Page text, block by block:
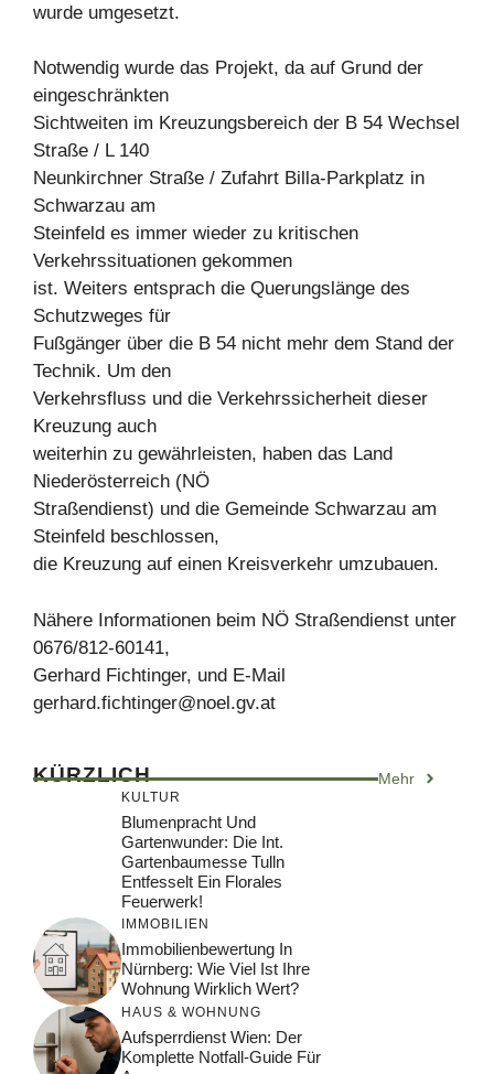
wurde umgesetzt.
Notwendig wurde das Projekt, da auf Grund der
eingeschränkten
Sichtweiten im Kreuzungsbereich der B 54 Wechsel
Straße / L 140
Neunkirchner Straße / Zufahrt Billa-Parkplatz in
Schwarzau am
Steinfeld es immer wieder zu kritischen
Verkehrssituationen gekommen
ist. Weiters entsprach die Querungslänge des
Schutzweges für
Fußgänger über die B 54 nicht mehr dem Stand der
Technik. Um den
Verkehrsfluss und die Verkehrssicherheit dieser
Kreuzung auch
weiterhin zu gewährleisten, haben das Land
Niederösterreich (NÖ
Straßendienst) und die Gemeinde Schwarzau am
Steinfeld beschlossen,
die Kreuzung auf einen Kreisverkehr umzubauen.
Nähere Informationen beim NÖ Straßendienst unter
0676/812-60141,
Gerhard Fichtinger, und E-Mail
gerhard.fichtinger@noel.gv.at
KÜRZLICH Mehr
KULTUR
Blumenpracht Und
Gartenwunder: Die Int.
Gartenbaumesse Tulln
Entfesselt Ein Florales
Feuerwerk!
IMMOBILIEN
Immobilienbewertung In
Nürnberg: Wie Viel Ist Ihre
Wohnung Wirklich Wert?
HAUS & WOHNUNG
Aufsperrdienst Wien: Der
Komplette Notfall-Guide Für